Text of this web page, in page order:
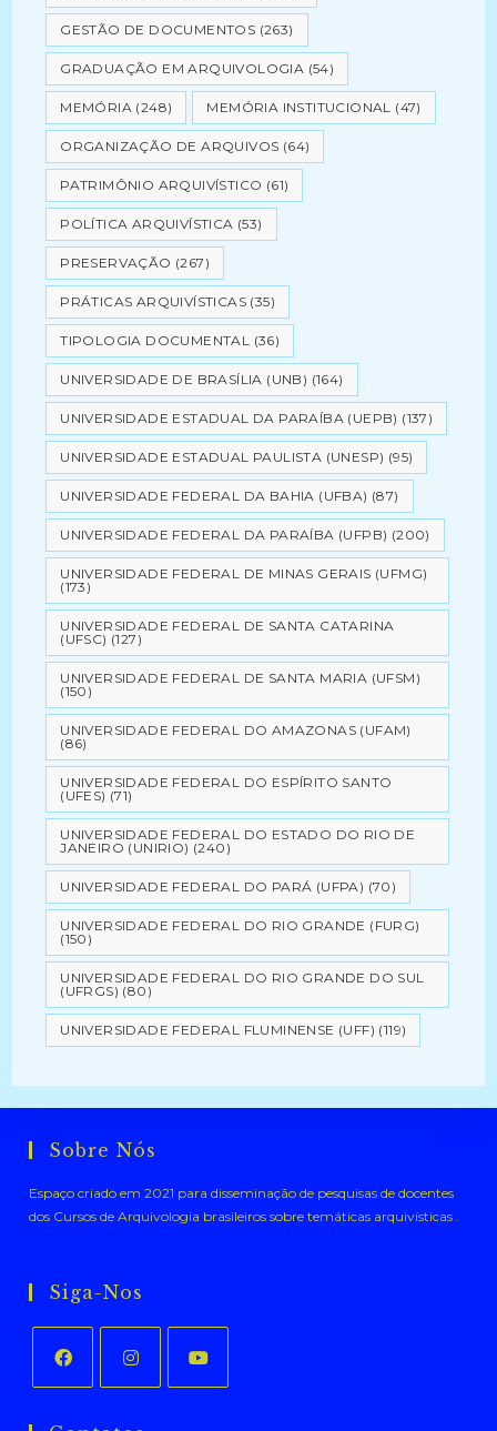
GESTÃO DE DOCUMENTOS (263)
GRADUAÇÃO EM ARQUIVOLOGIA (54)
MEMÓRIA (248) MEMÓRIA INSTITUCIONAL (47)
ORGANIZAÇÃO DE ARQUIVOS (64)
PATRIMÔNIO ARQUIVÍSTICO (61)
POLÍTICA ARQUIVÍSTICA (53)
PRESERVAÇÃO (267)
PRÁTICAS ARQUIVÍSTICAS (35)
TIPOLOGIA DOCUMENTAL (36)
UNIVERSIDADE DE BRASÍLIA (UNB) (164)
UNIVERSIDADE ESTADUAL DA PARAÍBA (UEPB) (137)
UNIVERSIDADE ESTADUAL PAULISTA (UNESP) (95)
UNIVERSIDADE FEDERAL DA BAHIA (UFBA) (87)
UNIVERSIDADE FEDERAL DA PARAÍBA (UFPB) (200)
UNIVERSIDADE FEDERAL DE MINAS GERAIS (UFMG)
(173)
UNIVERSIDADE FEDERAL DE SANTA CATARINA
(UFSC) (127)
UNIVERSIDADE FEDERAL DE SANTA MARIA (UFSM)
(150)
UNIVERSIDADE FEDERAL DO AMAZONAS (UFAM)
(86)
UNIVERSIDADE FEDERAL DO ESPÍRITO SANTO
(UFES) (71)
UNIVERSIDADE FEDERAL DO ESTADO DO RIO DE
JANEIRO (UNIRIO) (240)
UNIVERSIDADE FEDERAL DO PARÁ (UFPA) (70)
UNIVERSIDADE FEDERAL DO RIO GRANDE (FURG)
(150)
UNIVERSIDADE FEDERAL DO RIO GRANDE DO SUL
(UFRGS) (80)
UNIVERSIDADE FEDERAL FLUMINENSE (UFF) (119)
Sobre Nós
Espaço criado em 2021 para disseminação de pesquisas de docentes
dos Cursos de Arquivologia brasileiros sobre temáticas arquivísticas .
Siga-Nos